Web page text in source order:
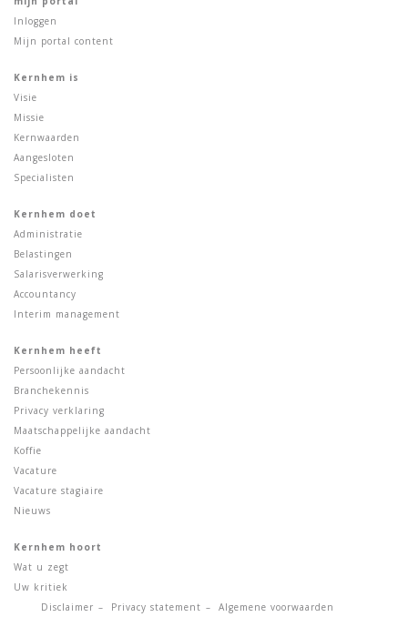
Inloggen
Mijn portal content
Kernhem is
Visie
Missie
Kernwaarden
Aangesloten
Specialisten
Kernhem doet
Administratie
Belastingen
Salarisverwerking
Accountancy
Interim management
Kernhem heeft
Persoonlijke aandacht
Branchekennis
Privacy verklaring
Maatschappelijke aandacht
Koffie
Vacature
Vacature stagiaire
Nieuws
Kernhem hoort
Wat u zegt
Uw kritiek
Disclaimer
Privacy statement Algemene voorwaarden